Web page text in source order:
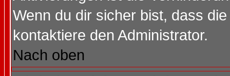
Wenn du dir sicher bist, dass
kontaktiere den Administrator.
Nach oben